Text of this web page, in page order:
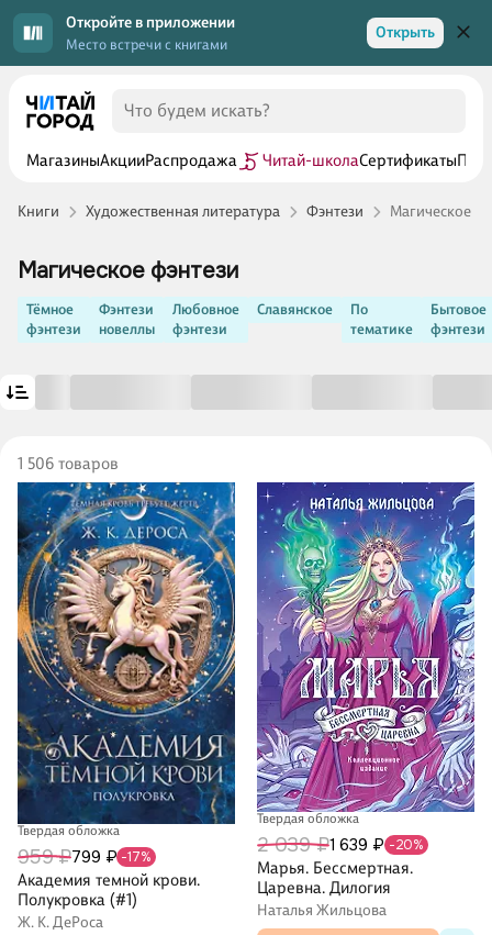
Откройте в приложении
Место встречи с книгами
Открыть
МагазиныАкцииРаспродажа Читай-школаСертификаты
Книги Художественная литература Фэнтези Магическое
Магическое фэнтези
Тёмное
фэнтези
Фэнтези
новеллы
Любовное
фэнтези
Славянское
По
тематике
Бытовое
фэнтези
1 506 товаров
Твердая обложка
959 ₽799 ₽ -17%
Академия темной крови.
Полукровка (#1)
Ж. К. ДеРоса
Твердая обложка
2 039 ₽1 639 ₽ -20%
Марья. Бессмертная.
Царевна. Дилогия
Наталья Жильцова